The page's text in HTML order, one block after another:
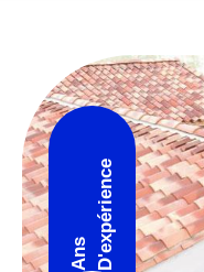
Ans D'expérience